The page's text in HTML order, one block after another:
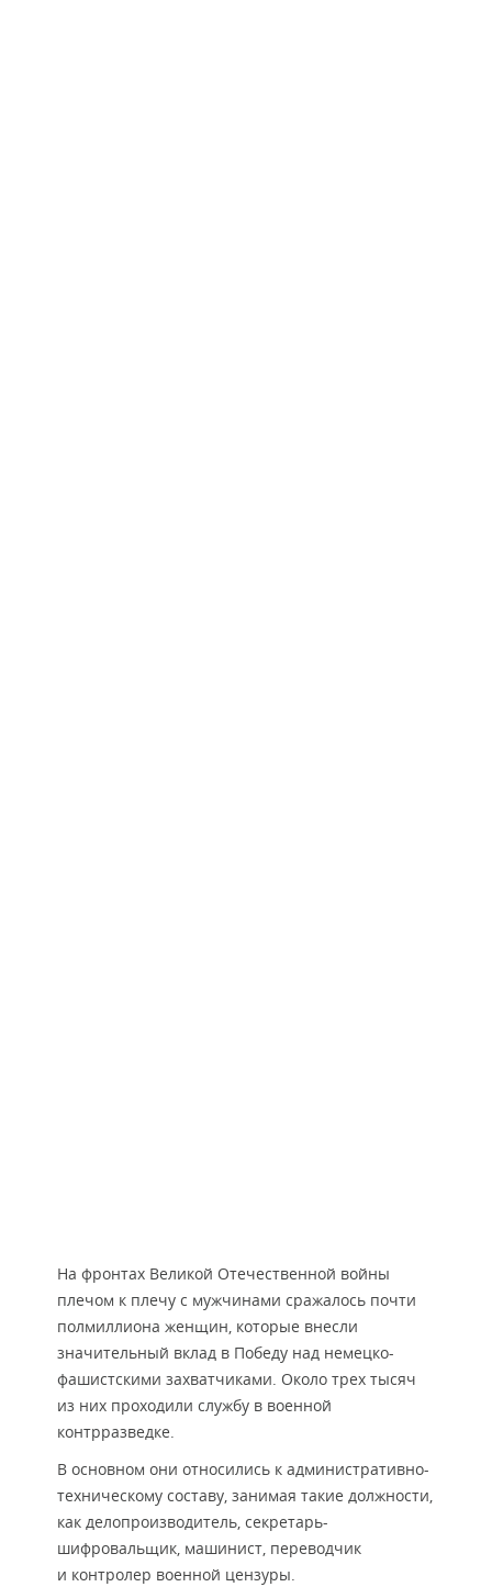
На фронтах Великой Отечественной войны
плечом к плечу с мужчинами сражалось почти
полмиллиона женщин, которые внесли
значительный вклад в Победу над немецко-
фашистскими захватчиками. Около трех тысяч
из них проходили службу в военной
контрразведке.
В основном они относились к административно-
техническому составу, занимая такие должности,
как делопроизводитель, секретарь-
шифровальщик, машинист, переводчик
и контролер военной цензуры.